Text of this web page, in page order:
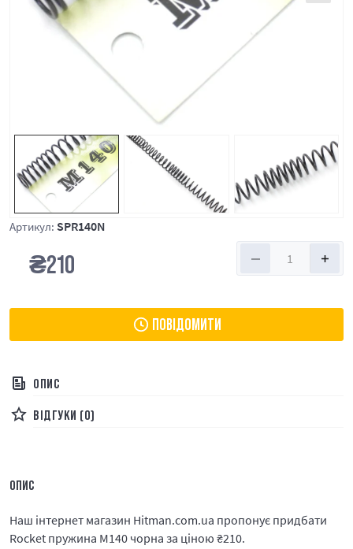
Артикул: SPR140N
₴210
ПОВІДОМИТИ
ОПИС
ВІДГУКИ (0)
ОПИС
Наш інтернет магазин Hitman.com.ua пропонує придбати
Rocket пружина M140 чорна за ціною ₴210.